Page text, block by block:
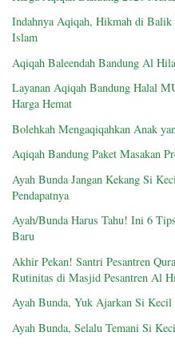
Indahnya Aqiqah, Hikmah di
Islam
Aqiqah Baleendah Bandung Al
Layanan Aqiqah Bandung Halal
Harga Hemat
Bolehkah Mengaqiqahkan Anak
Aqiqah Bandung Paket Masakan
Ayah Bunda Jangan Kekang Si
Pendapatnya
Ayah/Bunda Harus Tahu! Ini 6
Baru
Akhir Pekan! Santri Pesantren
Rutinitas di Masjid Pesantren Al
Ayah Bunda, Yuk Ajarkan Si
Ayah Bunda, Selalu Temani Si